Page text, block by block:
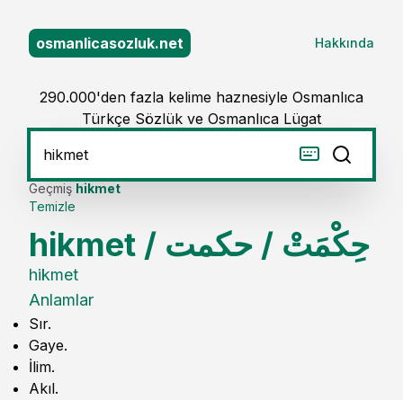
osmanlicasozluk.net Hakkında
290.000'den fazla kelime haznesiyle Osmanlıca
Türkçe Sözlük ve Osmanlıca Lügat
Geçmiş
Temizle
hikmet
hikmet / حِكْمَتْ / حكمت
hikmet
Anlamlar
Sır.
Gaye.
İlim.
Akıl.